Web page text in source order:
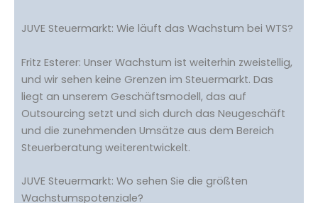
JUVE Steuermarkt: Wie läuft das Wachstum bei WTS?
Fritz Esterer: Unser Wachstum ist weiterhin zweistellig,
und wir sehen keine Grenzen im Steuermarkt. Das
liegt an unserem Geschäftsmodell, das auf
Outsourcing setzt und sich durch das Neugeschäft
und die zunehmenden Umsätze aus dem Bereich
Steuerberatung weiterentwickelt.
JUVE Steuermarkt: Wo sehen Sie die größten
Wachstumspotenziale?